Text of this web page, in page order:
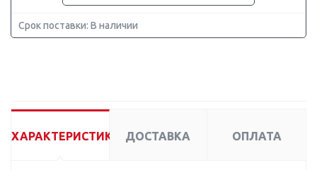
Срок поставки: В наличии
ХАРАКТЕРИСТИКИ ДОСТАВКА ОПЛАТА